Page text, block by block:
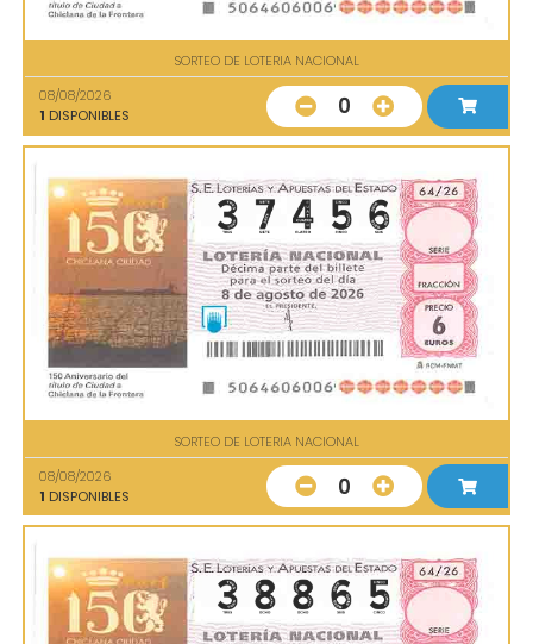
SORTEO DE LOTERIA NACIONAL
08/08/2026
1 DISPONIBLES 0
SORTEO DE LOTERIA NACIONAL
08/08/2026
1 DISPONIBLES 0